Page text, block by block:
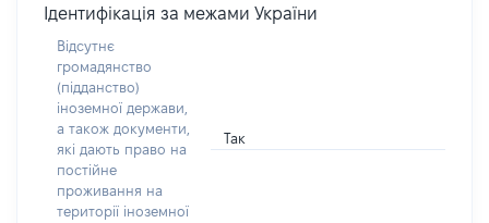
Ідентифікація за межами України
Відсутнє
громадянство
(підданство)
іноземної держави,
а також документи,
які дають право на
постійне
проживання на
території іноземної
Так